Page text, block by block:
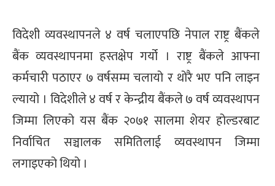
विदेशी व्यवस्थापनले ४ वर्ष चलाएपछि नेपाल राष्ट्र बैंकले
बैंक व्यवस्थापनमा हस्तक्षेप गर्यो । राष्ट्र बैंकले आफ्ना
कर्मचारी पठाएर ७ वर्षसम्म चलायो र थोरै भए पनि लाइन
ल्यायो । विदेशीले ४ वर्ष र केन्द्रीय बैंकले ७ वर्ष व्यवस्थापन
जिम्मा लिएको यस बैंक २०७१ सालमा शेयर होल्डरबाट
निर्वाचित सञ्चालक समितिलाई व्यवस्थापन जिम्मा
लगाइएको थियो ।